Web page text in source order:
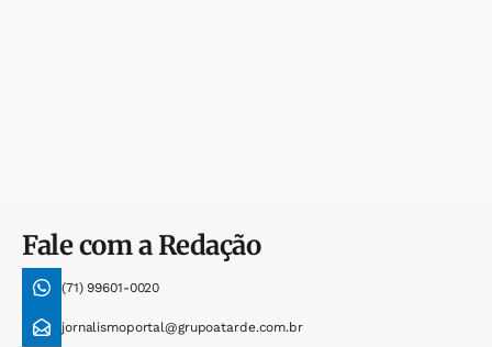
Fale com a Redação
(71) 99601-0020
jornalismoportal@grupoatarde.com.br